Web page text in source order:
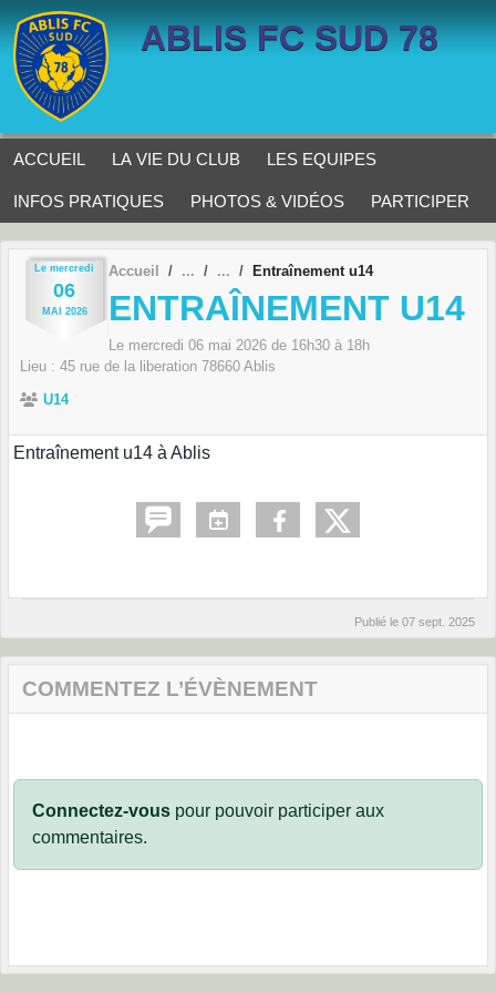
ABLIS FC SUD 78
ACCUEIL LA VIE DU CLUB LES EQUIPES
INFOS PRATIQUES PHOTOS & VIDÉOS PARTICIPER
Le mercredi
06
MAI 2026
Accueil Entraînement u14
ENTRAÎNEMENT U14
Le mercredi 06 mai 2026 de 16h30 à 18h
Lieu : 45 rue de la liberation 78660 Ablis
U14
Entraînement u14 à Ablis
Publié le 07 sept. 2025
COMMENTEZ L’ÉVÈNEMENT
Connectez-vous pour pouvoir participer aux
commentaires.
Panneau de gestion des cookies